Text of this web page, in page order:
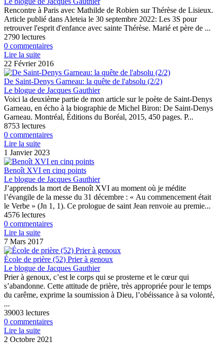
Rencontre à Paris avec Mathilde de Robien sur Thérèse de Lisieux.
Article publié dans Aleteia le 30 septembre 2022: Les 3S pour
retrouver l'esprit d'enfance avec sainte Thérèse. Marié et père de ...
2790 lectures
0 commentaires
Lire la suite
22 Février 2016
De Saint-Denys Garneau: la quête de l'absolu (2/2)
Le blogue de Jacques Gauthier
Voici la deuxième partie de mon article sur le poète de Saint-Denys
Garneau, en écho à la biographie de Michel Biron: De Saint-Denys
Garneau. Montréal, Éditions du Boréal, 2015, 450 pages. P...
8753 lectures
0 commentaires
Lire la suite
1 Janvier 2023
Benoît XVI en cinq points
Le blogue de Jacques Gauthier
J’apprends la mort de Benoît XVI au moment où je médite
l’évangile de la messe du 31 décembre : « Au commencement était
le Verbe » (Jn 1, 1). Ce prologue de saint Jean renvoie au premie...
4576 lectures
0 commentaires
Lire la suite
7 Mars 2017
École de prière (52) Prier à genoux
Le blogue de Jacques Gauthier
Prier à genoux, c’est le corps qui se prosterne et le cœur qui
s’abandonne. Cette attitude de prière, très appropriée pour le temps
du carême, exprime la soumission à Dieu, l’obéissance à sa volonté,
...
39003 lectures
0 commentaires
Lire la suite
2 Octobre 2021